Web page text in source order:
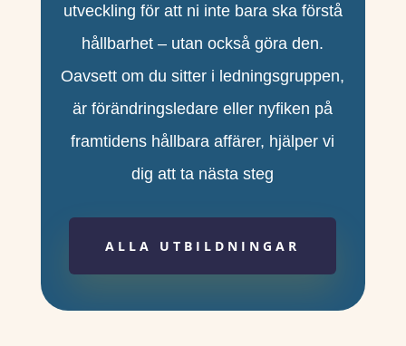
utveckling för att ni inte bara ska förstå
hållbarhet – utan också göra den.
Oavsett om du sitter i ledningsgruppen,
är förändringsledare eller nyfiken på
framtidens hållbara affärer, hjälper vi
dig att ta nästa steg
ALLA UTBILDNINGAR